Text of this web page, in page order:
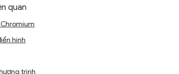
quan
hình
trình